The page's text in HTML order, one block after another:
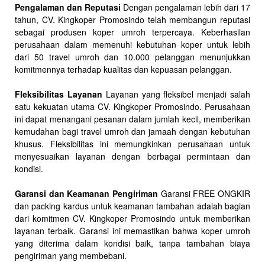
Pengalaman dan Reputasi Dengan pengalaman lebih dari 17
tahun, CV. Kingkoper Promosindo telah membangun reputasi
sebagai produsen koper umroh terpercaya. Keberhasilan
perusahaan dalam memenuhi kebutuhan koper untuk lebih
dari 50 travel umroh dan 10.000 pelanggan menunjukkan
komitmennya terhadap kualitas dan kepuasan pelanggan.
Fleksibilitas Layanan Layanan yang fleksibel menjadi salah
satu kekuatan utama CV. Kingkoper Promosindo. Perusahaan
ini dapat menangani pesanan dalam jumlah kecil, memberikan
kemudahan bagi travel umroh dan jamaah dengan kebutuhan
khusus. Fleksibilitas ini memungkinkan perusahaan untuk
menyesuaikan layanan dengan berbagai permintaan dan
kondisi.
Garansi dan Keamanan Pengiriman Garansi FREE ONGKIR
dan packing kardus untuk keamanan tambahan adalah bagian
dari komitmen CV. Kingkoper Promosindo untuk memberikan
layanan terbaik. Garansi ini memastikan bahwa koper umroh
yang diterima dalam kondisi baik, tanpa tambahan biaya
pengiriman yang membebani.